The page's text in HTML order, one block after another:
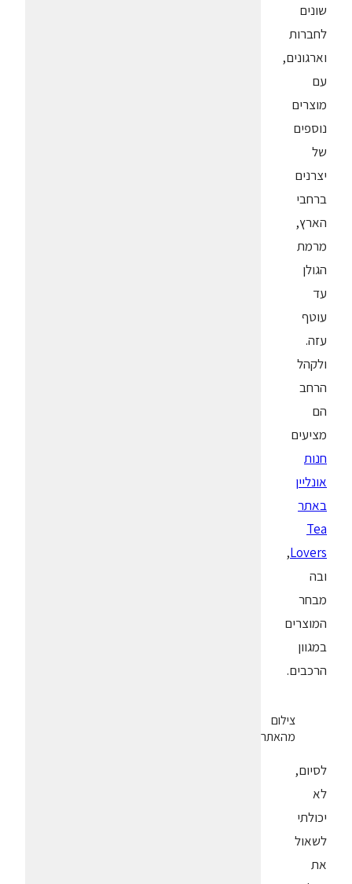
שונים
לחברות
וארגונים,
עם
מוצרים
נוספים
של
יצרנים
ברחבי
הארץ,
מרמת
הגולן
עד
עוטף
עזה.
ולקהל
הרחב
הם
מציעים
חנות
אונליין
באתר
Tea
Lovers
,
ובה
מבחר
המוצרים
במגוון
הרכבים.
צילום
מהאתר
לסיום,
לא
יכולתי
לשאול
את